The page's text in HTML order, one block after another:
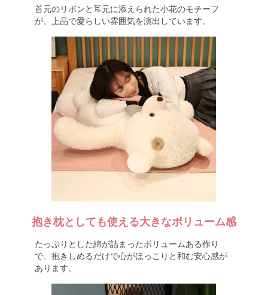
首元のリボンと耳元に添えられた小花のモチーフ
が、上品で愛らしい雰囲気を演出しています。
抱き枕としても使える大きなボリューム感
たっぷりとした綿が詰まったボリュームある作り
で、抱きしめるだけで心がほっこりと和む安心感が
あります。